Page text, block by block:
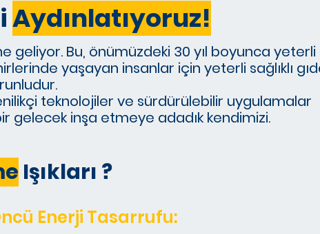
Aydınlatıyoruz!
Bu, önümüzdeki 30 yıl boyunca yeterli
yaşayan insanlar için yeterli sağlıklı
teknolojiler ve sürdürülebilir uygulamalar
gelecek inşa etmeye adadık kendimizi.
Işıkları ?
Enerji Tasarrufu: